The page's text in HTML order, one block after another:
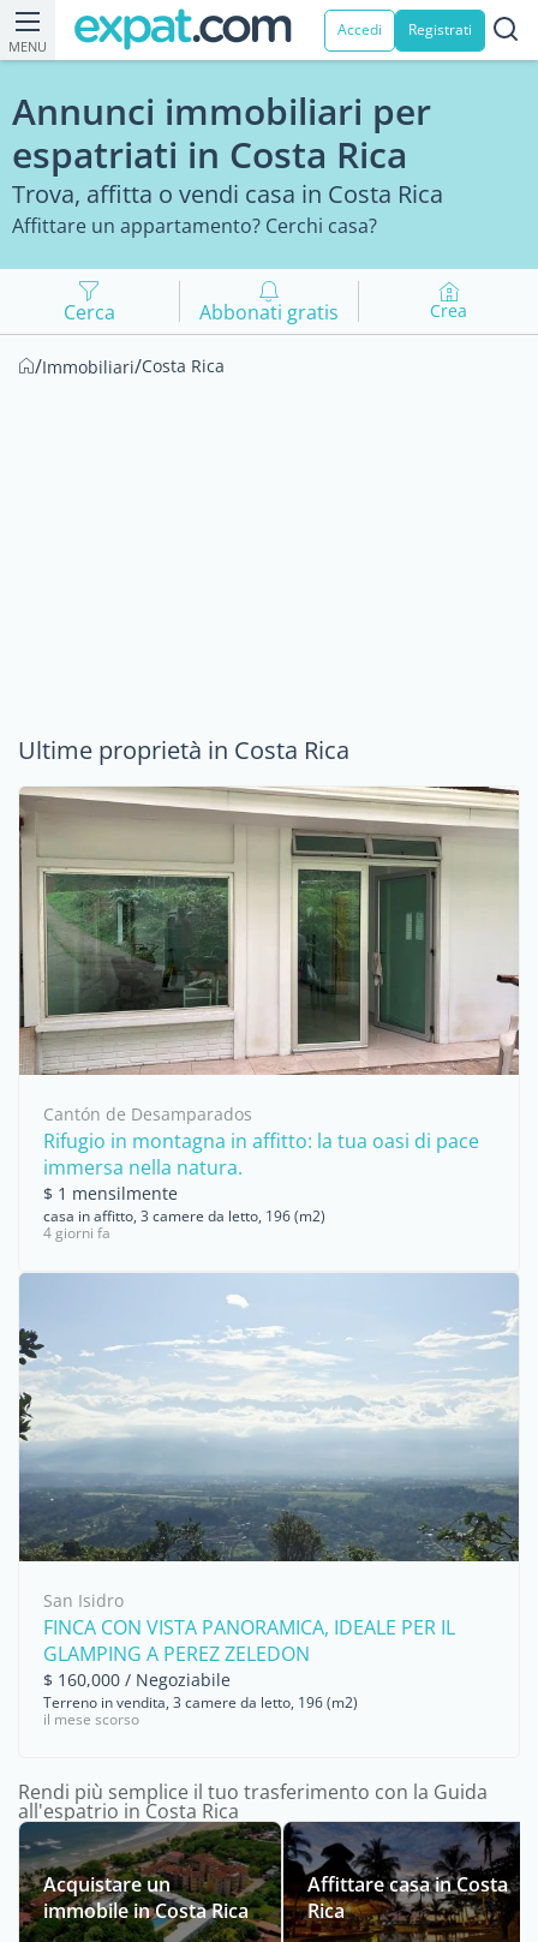
MENU
Accedi Registrati
Annunci immobiliari per
espatriati in Costa Rica
Trova, affitta o vendi casa in Costa Rica
Affittare un appartamento? Cerchi casa?
Cerca Abbonati gratis Crea
/Immobiliari/Costa Rica
Ultime proprietà in Costa Rica
Cantón de Desamparados
Rifugio in montagna in affitto: la tua oasi di pace
immersa nella natura.
$ 1 mensilmente
casa in affitto, 3 camere da letto, 196 (m2)
4 giorni fa
San Isidro
FINCA CON VISTA PANORAMICA, IDEALE PER IL
GLAMPING A PEREZ ZELEDON
$ 160,000 / Negoziabile
Terreno in vendita, 3 camere da letto, 196 (m2)
il mese scorso
Rendi più semplice il tuo trasferimento con la Guida
all'espatrio in Costa Rica
Acquistare un
immobile in Costa Rica
Affittare casa in Costa
Rica